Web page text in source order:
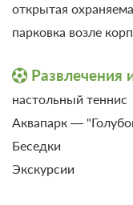
Люкс 2-
Завтрак
открытая
парковка возле
Развлечения
настольный теннис
Аквапарк —
Беседки
Экскурсии